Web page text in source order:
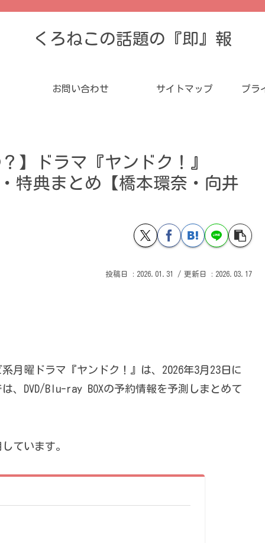
くろねこの話題の『即』報
お問い合わせ サイトマップ プラ
】ドラマ『ヤンドク！』
特典まとめ【橋本環奈・向井
2026.01.31 2026.03.17
月曜ドラマ『ヤンドク！』は、2026年3月23日に
、DVD/Blu-ray BOXの予約情報を予測しまとめて
ています。